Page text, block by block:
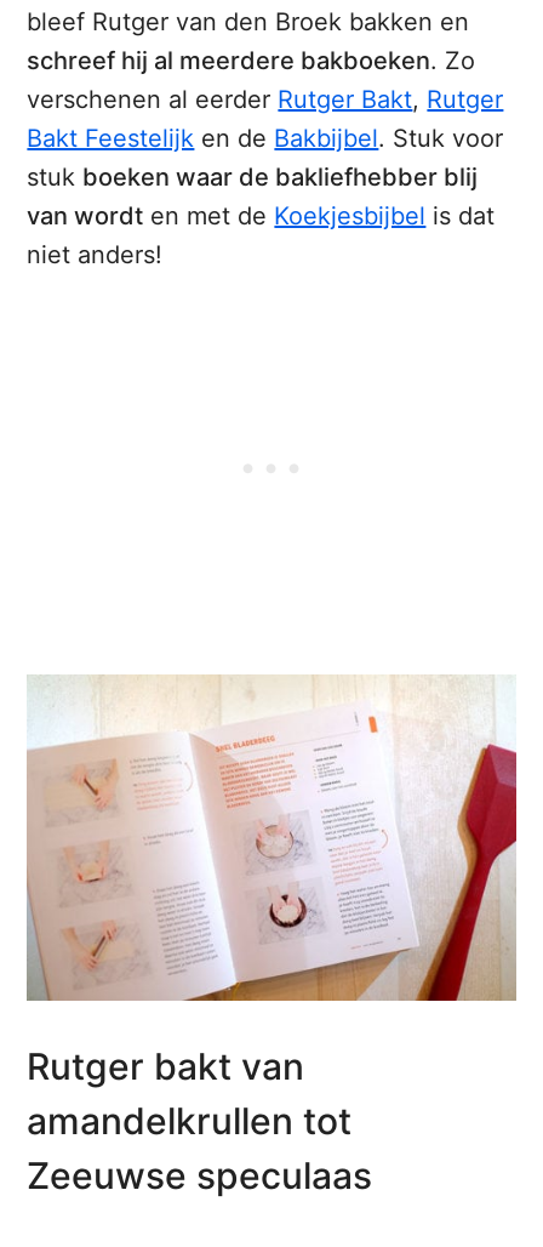
bleef Rutger van den Broek bakken en
schreef hij al meerdere bakboeken. Zo
verschenen al eerder Rutger Bakt, Rutger
Bakt Feestelijk en de Bakbijbel. Stuk voor
stuk boeken waar de bakliefhebber blij
van wordt en met de Koekjesbijbel is dat
niet anders!
Rutger bakt van
amandelkrullen tot
Zeeuwse speculaas